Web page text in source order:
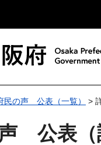
民の声 公表（一覧） >
公表（